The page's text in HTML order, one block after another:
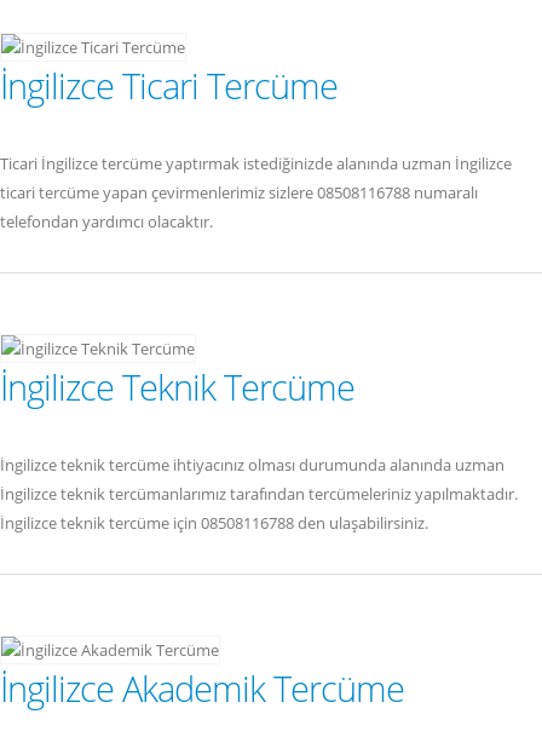
İngilizce Ticari Tercüme
Ticari İngilizce tercüme yaptırmak istediğinizde alanında uzman İngilizce
ticari tercüme yapan çevirmenlerimiz sizlere 08508116788 numaralı
telefondan yardımcı olacaktır.
İngilizce Teknik Tercüme
İngilizce teknik tercüme ihtiyacınız olması durumunda alanında uzman
İngilizce teknik tercümanlarımız tarafından tercümeleriniz yapılmaktadır.
İngilizce teknik tercüme için 08508116788 den ulaşabilirsiniz.
İngilizce Akademik Tercüme